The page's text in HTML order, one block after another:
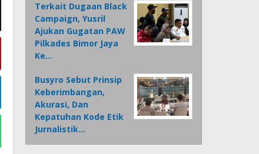
Terkait Dugaan Black
Campaign, Yusril
Ajukan Gugatan PAW
Pilkades Bimor Jaya
Ke…
Busyro Sebut Prinsip
Keberimbangan,
Akurasi, Dan
Kepatuhan Kode Etik
Jurnalistik…